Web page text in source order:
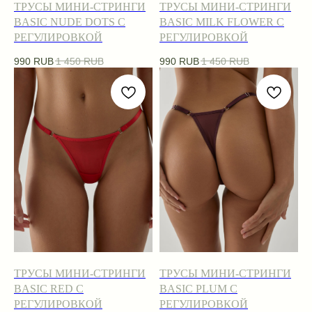
ТРУСЫ МИНИ-СТРИНГИ
BASIC NUDE DOTS С
РЕГУЛИРОВКОЙ
990 RUB1 450 RUB
ТРУСЫ МИНИ-СТРИНГИ
BASIC MILK FLOWER С
РЕГУЛИРОВКОЙ
990 RUB1 450 RUB
ТРУСЫ МИНИ-СТРИНГИ
BASIC RED С
РЕГУЛИРОВКОЙ
ТРУСЫ МИНИ-СТРИНГИ
BASIC PLUM С
РЕГУЛИРОВКОЙ